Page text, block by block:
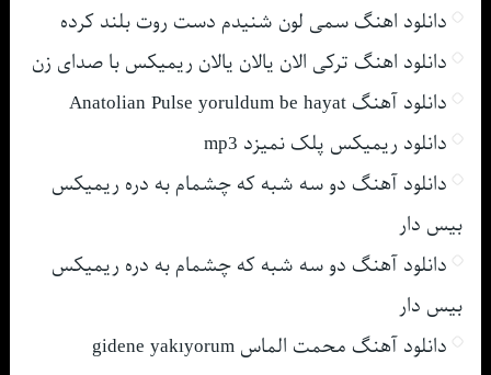
دانلود اهنگ سمی لون شنیدم دست روت بلند کرده
دانلود اهنگ ترکی الان یالان یالان ریمیکس با صدای زن
دانلود آهنگ Anatolian Pulse yoruldum be hayat
دانلود ریمیکس پلک نمیزد mp3
دانلود آهنگ دو سه شبه که چشمام به دره ریمیکس
بیس دار
دانلود آهنگ دو سه شبه که چشمام به دره ریمیکس
بیس دار
دانلود آهنگ محمت الماس gidene yakıyorum